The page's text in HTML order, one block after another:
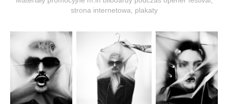
strona internetowa, plakaty